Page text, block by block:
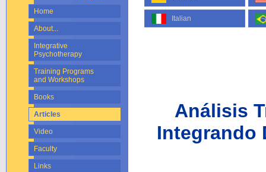
Home
About...
Integrative
Psychotherapy
Training Programs
and Workshops
Books
Articles
Video
Faculty
Links
Italian
Análisis
Integrando